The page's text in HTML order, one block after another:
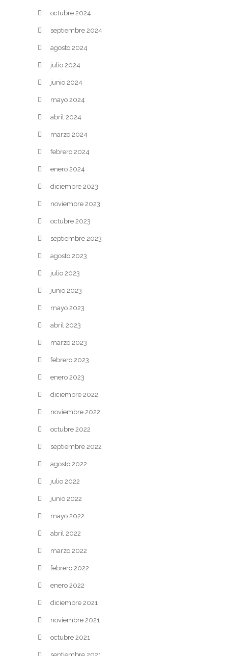
octubre 2024
septiembre 2024
agosto 2024
julio 2024
junio 2024
mayo 2024
abril 2024
marzo 2024
febrero 2024
enero 2024
diciembre 2023
noviembre 2023
octubre 2023
septiembre 2023
agosto 2023
julio 2023
junio 2023
mayo 2023
abril 2023
marzo 2023
febrero 2023
enero 2023
diciembre 2022
noviembre 2022
octubre 2022
septiembre 2022
agosto 2022
julio 2022
junio 2022
mayo 2022
abril 2022
marzo 2022
febrero 2022
enero 2022
diciembre 2021
noviembre 2021
octubre 2021